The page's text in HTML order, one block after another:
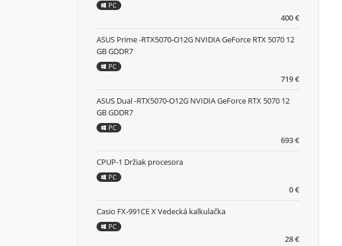
400 €
PC
719 €
ASUS Prime -RTX5070-O12G NVIDIA GeForce RTX 5070 12
GB GDDR7
PC
693 €
ASUS Dual -RTX5070-O12G NVIDIA GeForce RTX 5070 12
GB GDDR7
PC
0 €
CPUP-1 Držiak procesora
PC
28 €
Casio FX-991CE X Vedecká kalkulačka
PC